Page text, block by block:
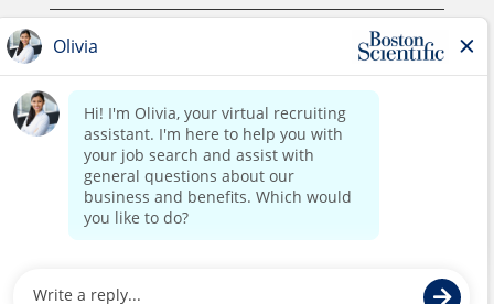
版权声明
联系我们
公司主页